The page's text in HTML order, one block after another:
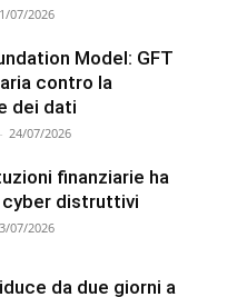
07/2026
Model: GFT
contro la
dei dati
- 24/07/2026
finanziarie ha
distruttivi
07/2026
da due giorni a